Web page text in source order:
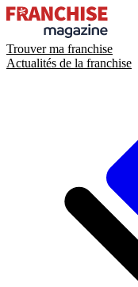
Trouver ma franchise
Actualités de la franchise